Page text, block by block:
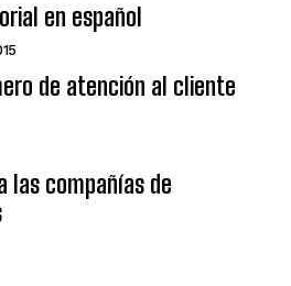
en español
de atención al cliente
las compañías de